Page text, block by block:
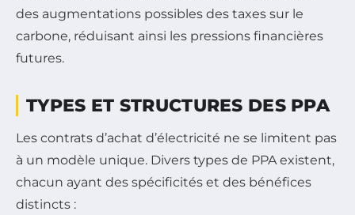
des augmentations possibles des taxes sur le
carbone, réduisant ainsi les pressions financières
futures.
TYPES ET STRUCTURES DES PPA
Les contrats d’achat d’électricité ne se limitent pas
à un modèle unique. Divers types de PPA existent,
chacun ayant des spécificités et des bénéfices
distincts :